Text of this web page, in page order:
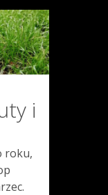
i
roku,